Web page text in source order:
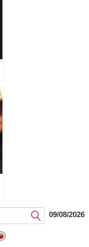
提
出
09/08/2026